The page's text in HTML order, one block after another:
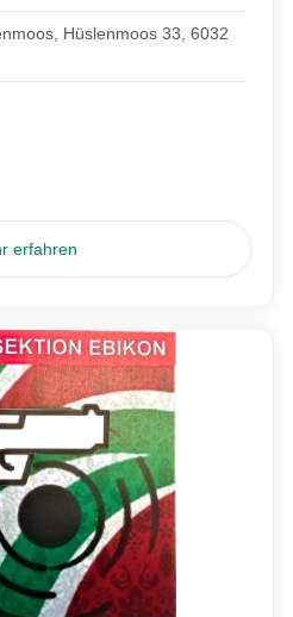
Hüslenmoos 33, 6032
erfahren